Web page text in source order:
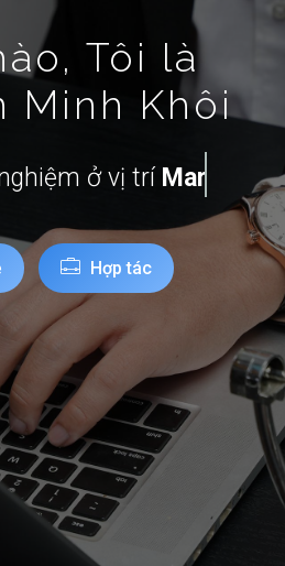
Tôi là
Khôi
nghiệm ở vị trí
Executive
Hợp tác